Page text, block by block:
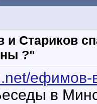
и Стариков
?"
ефимов-
в